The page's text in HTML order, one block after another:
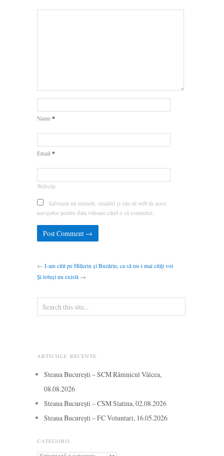
Name *
Email *
Website
Salvează-mi numele, emailul și site-ul web în acest
navigator pentru data viitoare când o să comentez.
← I-am citit pe Hillerin și Buzărin, ca să nu-i mai citiți voi
Și totuși nu există →
ARTICOLE RECENTE
Steaua București – SCM Râmnicul Vâlcea,
08.08.2026
Steaua București – CSM Slatina, 02.08.2026
Steaua București – FC Voluntari, 16.05.2026
CATEGORII